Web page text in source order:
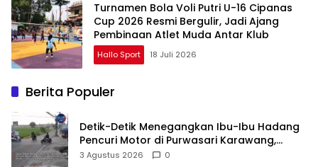
Turnamen Bola Voli Putri U-16 Cipanas
Cup 2026 Resmi Bergulir, Jadi Ajang
Pembinaan Atlet Muda Antar Klub
Hallo Sport 18 Juli 2026
Berita Populer
Detik-Detik Menegangkan Ibu-Ibu Hadang
Pencuri Motor di Purwasari Karawang,
Pelaku Lolos di Tengah Keramaian!
3 Agustus 2026 0